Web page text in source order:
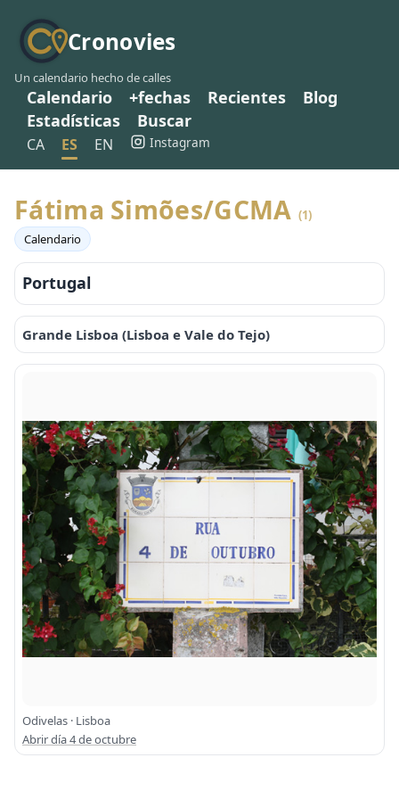
Cronovies
Un calendario hecho de calles
Calendario +fechas Recientes
Blog
Estadísticas
Buscar
CA ES EN Instagram
Fátima Simões/GCMA (1)
Calendario
Portugal
Grande Lisboa (Lisboa e Vale do Tejo)
Odivelas · Lisboa
Abrir día 4 de octubre